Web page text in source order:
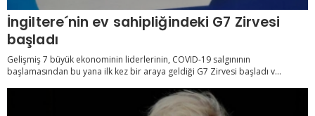
İngiltere´nin ev sahipliğindeki G7 Zirvesi
başladı
Gelişmiş 7 büyük ekonominin liderlerinin, COVID-19 salgınının
başlamasından bu yana ilk kez bir araya geldiği G7 Zirvesi başladı v...